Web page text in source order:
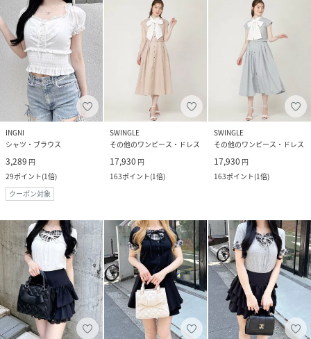
INGNI
シャツ・ブラウス
3,289 円
29ポイント(1倍)
クーポン対象
SWINGLE
その他のワンピース・ドレス
17,930 円
163ポイント(1倍)
SWINGLE
その他のワンピース・ドレス
17,930 円
163ポイント(1倍)